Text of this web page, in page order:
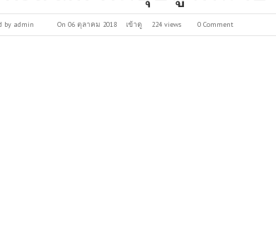
by admin On 06 ตุลาคม 2018 เข้าดู 224 views 0 Comment